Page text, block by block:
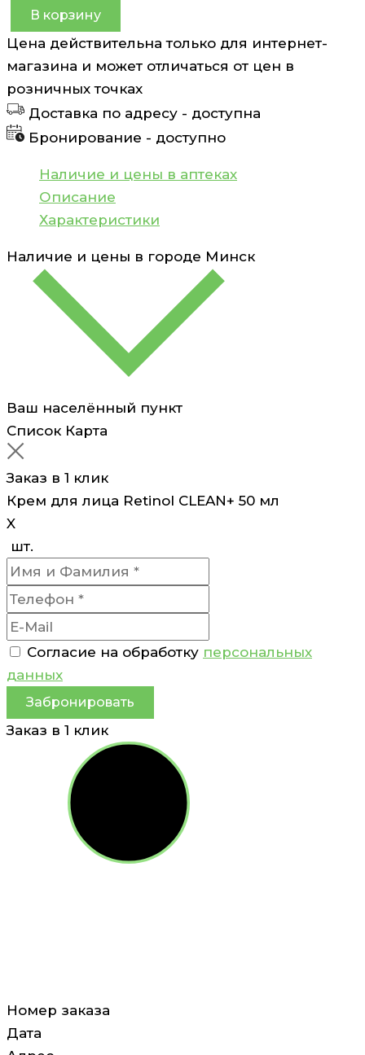
Количество
товара
Крем
для
лица
Retinol
CLEAN+
В корзину
Цена действительна только для интернет-
магазина и может отличаться от цен в
розничных точках
Доставка по адресу - доступна
Бронирование - доступно
Наличие и цены в аптеках
Описание
Характеристики
Наличие и цены в городе Минск
Ваш населённый пункт
Список Карта
Заказ в 1 клик
Крем для лица Retinol CLEAN+ 50 мл
X
шт.
Согласие на обработку персональных
данных
Забронировать
Заказ в 1 клик
Номер заказа
Дата